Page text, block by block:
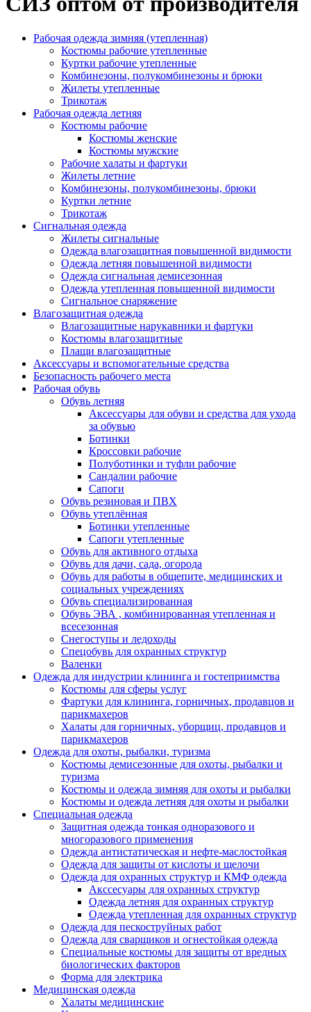
Рабочая одежда зимняя (утепленная)
Костюмы рабочие утепленные
Куртки рабочие утепленные
Комбинезоны, полукомбинезоны и брюки
Жилеты утепленные
Трикотаж
Рабочая одежда летняя
Костюмы рабочие
Костюмы женские
Костюмы мужские
Рабочие халаты и фартуки
Жилеты летние
Комбинезоны, полукомбинезоны, брюки
Куртки летние
Трикотаж
Сигнальная одежда
Жилеты сигнальные
Одежда влагозащитная повышенной видимости
Одежда летняя повышенной видимости
Одежда сигнальная демисезонная
Одежда утепленная повышенной видимости
Сигнальное снаряжение
Влагозащитная одежда
Влагозащитные нарукавники и фартуки
Костюмы влагозащитные
Плащи влагозащитные
Аксессуары и вспомогательные средства
Безопасность рабочего места
Рабочая обувь
Обувь летняя
Аксессуары для обуви и средства для ухода
за обувью
Ботинки
Кроссовки рабочие
Полуботинки и туфли рабочие
Сандалии рабочие
Сапоги
Обувь резиновая и ПВХ
Обувь утеплённая
Ботинки утепленные
Сапоги утепленные
Обувь для активного отдыха
Обувь для дачи, сада, огорода
Обувь для работы в общепите, медицинских и
социальных учреждениях
Обувь специализированная
Обувь ЭВА , комбинированная утепленная и
всесезонная
Снегоступы и ледоходы
Спецобувь для охранных структур
Валенки
Одежда для индустрии клининга и гостеприимства
Костюмы для сферы услуг
Фартуки для клининга, горничных, продавцов и
парикмахеров
Халаты для горничных, уборщиц, продавцов и
парикмахеров
Одежда для охоты, рыбалки, туризма
Костюмы демисезонные для охоты, рыбалки и
туризма
Костюмы и одежда зимняя для охоты и рыбалки
Костюмы и одежда летняя для охоты и рыбалки
Специальная одежда
Защитная одежда тонкая одноразового и
многоразового применения
Одежда антистатическая и нефте-маслостойкая
Одежда для защиты от кислоты и щелочи
Одежда для охранных структур и КМФ одежда
Акссесуары для охранных структур
Одежда летняя для охранных структур
Одежда утепленная для охранных структур
Одежда для пескоструйных работ
Одежда для сварщиков и огнестойкая одежда
Специальные костюмы для защиты от вредных
биологических факторов
Форма для электрика
Медицинская одежда
Халаты медицинские